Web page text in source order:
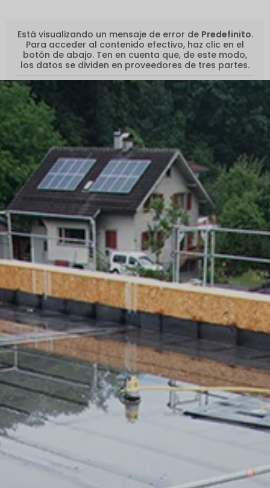
Está visualizando un mensaje de error de Predefinito.
Para acceder al contenido efectivo, haz clic en el
botón de abajo. Ten en cuenta que, de este modo,
los datos se dividen en proveedores de tres partes.
Bloquear el contenido
Información adicional